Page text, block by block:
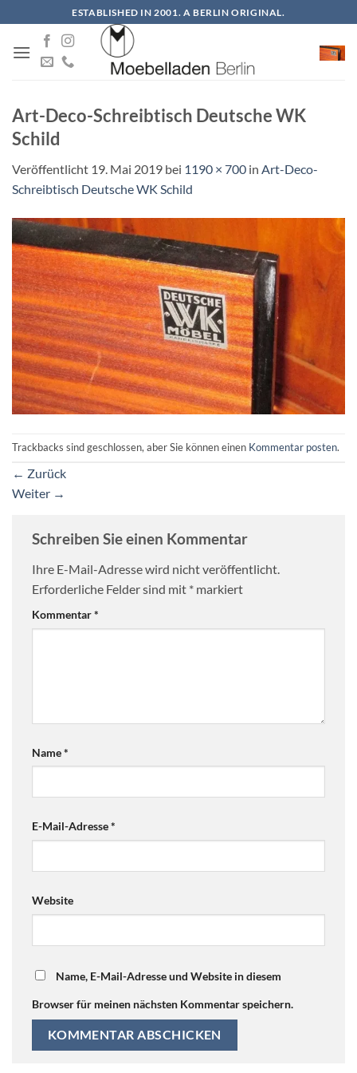
Inhalt
springen
ESTABLISHED IN 2001. A BERLIN ORIGINAL.
Art-Deco-Schreibtisch Deutsche WK
Schild
Veröffentlicht 19. Mai 2019 bei 1190 × 700 in Art-Deco-
Schreibtisch Deutsche WK Schild
Trackbacks sind geschlossen, aber Sie können einen Kommentar posten.
← Zurück
Weiter →
Schreiben Sie einen Kommentar
Ihre E-Mail-Adresse wird nicht veröffentlicht.
Erforderliche Felder sind mit * markiert
Kommentar*
Name*
E-Mail-Adresse*
Website
Name, E-Mail-Adresse und Website in diesem
Browser für meinen nächsten Kommentar speichern.